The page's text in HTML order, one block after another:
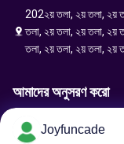
202২য় তলা, ২য় তলা, ২য়
তলা, ২য় তলা, ২য় তলা, ২য়
তলা, ২য় তলা, ২য় তলা, ২য়
আমাদের অনুসরণ করো
Joyfuncade